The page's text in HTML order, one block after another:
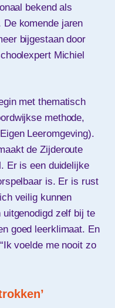
bekend als
komende jaren
bijgestaan door
Michiel
met thematisch
methode,
Leeromgeving).
de Zijderoute
Er is een duidelijke
is. Er is rust
veilig kunnen
zelf bij te
goed leerklimaat. En
voelde me nooit zo